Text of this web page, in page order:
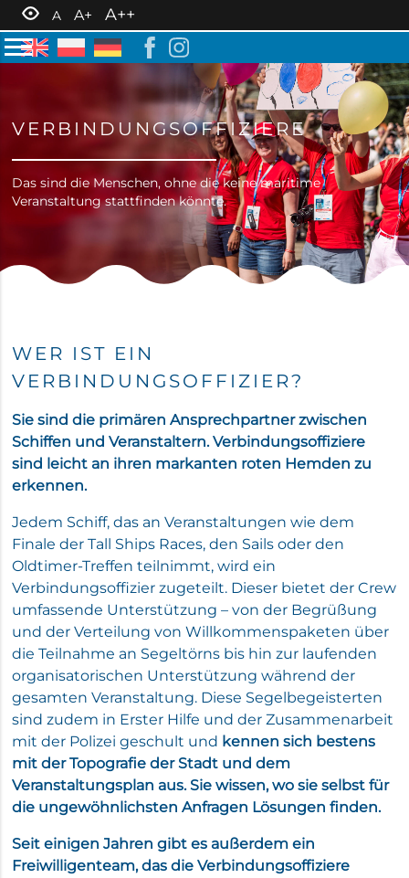
VERBINDUNGSOFFIZIERE
Das sind die Menschen, ohne die keine maritime
Veranstaltung stattfinden könnte.
WER IST EIN
VERBINDUNGSOFFIZIER?
Sie sind die primären Ansprechpartner zwischen
Schiffen und Veranstaltern. Verbindungsoffiziere
sind leicht an ihren markanten roten Hemden zu
erkennen.
Jedem Schiff, das an Veranstaltungen wie dem
Finale der Tall Ships Races, den Sails oder den
Oldtimer-Treffen teilnimmt, wird ein
Verbindungsoffizier zugeteilt. Dieser bietet der Crew
umfassende Unterstützung – von der Begrüßung
und der Verteilung von Willkommenspaketen über
die Teilnahme an Segeltörns bis hin zur laufenden
organisatorischen Unterstützung während der
gesamten Veranstaltung. Diese Segelbegeisterten
sind zudem in Erster Hilfe und der Zusammenarbeit
mit der Polizei geschult und kennen sich bestens
mit der Topografie der Stadt und dem
Veranstaltungsplan aus. Sie wissen, wo sie selbst für
die ungewöhnlichsten Anfragen Lösungen finden.
Seit einigen Jahren gibt es außerdem ein
Freiwilligenteam, das die Verbindungsoffiziere
A A+ A++